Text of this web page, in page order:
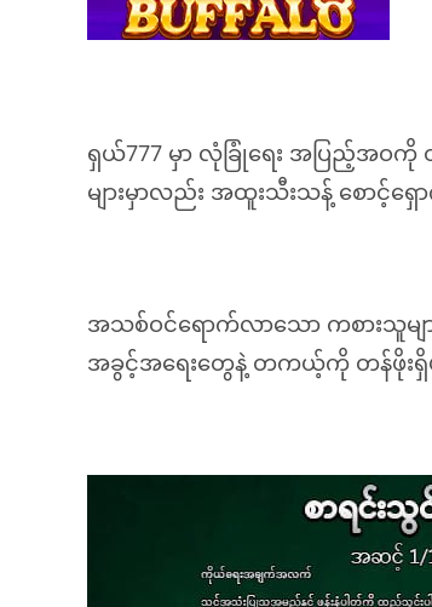
ရှယ်777 မှာ လုံခြုံရေး အပြည့်အဝကို
များမှာလည်း အထူးသီးသန့် စောင့်ရှ
အသစ်ဝင်ရောက်လာသော ကစားသူမျ
အခွင့်အရေးတွေနဲ့ တကယ့်ကို တန်ဖိုးရှိ